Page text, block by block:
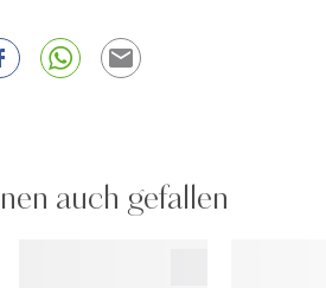
auch gefallen